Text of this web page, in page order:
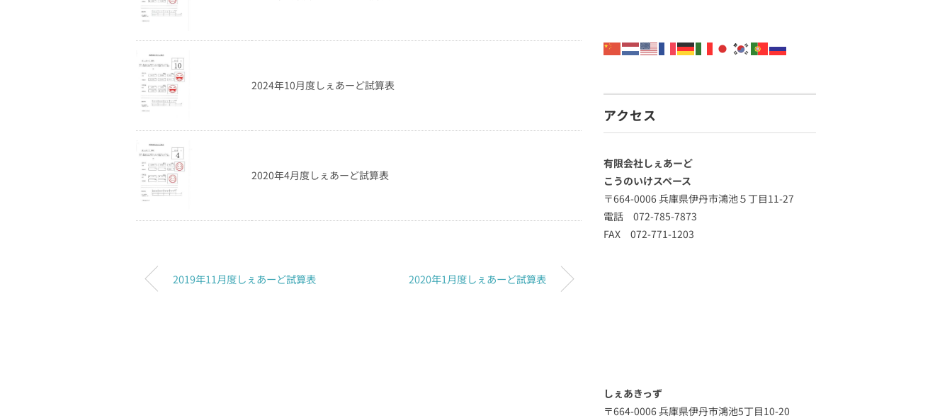
2024年10月度しぇあーど試算表
2020年4月度しぇあーど試算表
2019年11月度しぇあーど試算表 2020年1月度しぇあーど試算表
アクセス
有限会社しぇあーど
こうのいけスペース
〒664-0006 兵庫県伊丹市鴻池５丁目11-27
電話 072-785-7873
FAX 072-771-1203
しぇあきっず
〒664-0006 兵庫県伊丹市鴻池5丁目10-20